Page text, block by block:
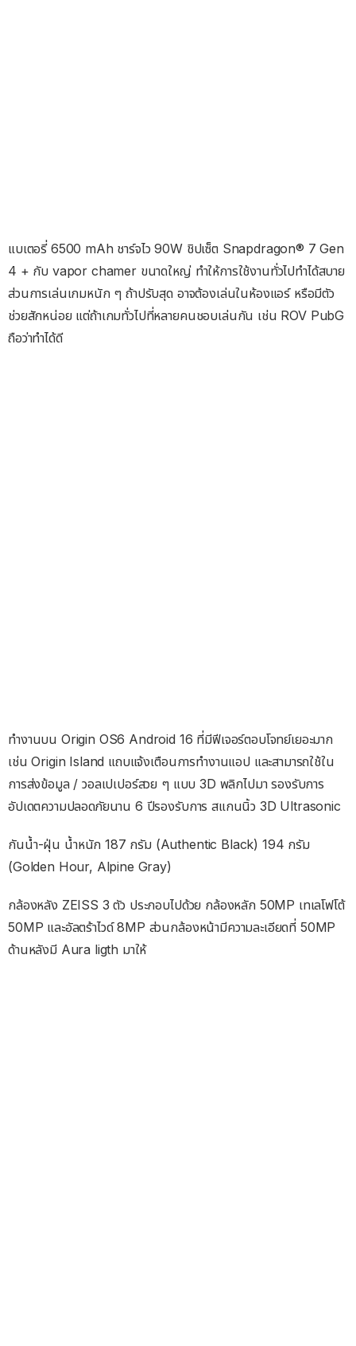
แบเตอรี่ 6500 mAh ชาร์จไว 90W ชิปเซ็ต Snapdragon® 7 Gen
4 + กับ vapor chamer ขนาดใหญ่ ทำให้การใช้งานทั่วไปทำได้สบาย
ส่วนการเล่นเกมหนัก ๆ ถ้าปรับสุด อาจต้องเล่นในห้องแอร์ หรือมีตัว
ช่วยสักหน่อย แต่ถ้าเกมทั่วไปที่หลายคนชอบเล่นกัน เช่น ROV PubG
ถือว่าทำได้ดี
ทำงานบน Origin OS6 Android 16 ที่มีฟีเจอร์ตอบโจทย์เยอะมาก
เช่น Origin Island แถบแจ้งเตือนการทำงานแอป และสามารถใช้ใน
การส่งข้อมูล / วอลเปเปอร์สวย ๆ แบบ 3D พลิกไปมา รองรับการ
อัปเดตความปลอดภัยนาน 6 ปีรองรับการ สแกนนิ้ว 3D Ultrasonic
กันน้ำ-ฝุ่น น้ำหนัก 187 กรัม (Authentic Black) 194 กรัม
(Golden Hour, Alpine Gray)
กล้องหลัง ZEISS 3 ตัว ประกอบไปด้วย กล้องหลัก 50MP เทเลโฟโต้
50MP และอัลตร้าไวด์ 8MP ส่วนกล้องหน้ามีความละเอียดที่ 50MP
ด้านหลังมี Aura ligth มาให้